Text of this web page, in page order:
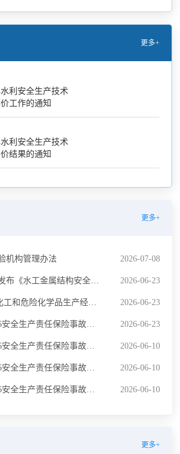
更多+
利安全生产技术
工作的通知
利安全生产技术
结果的通知
更多+
机构管理办法 2026-07-08
检测、评价与报废技术规范》等6项水利行业标准的公告 2026-06-23
产经营企业重大生产安全事故隐患判定准则 2026-06-23
险事故预防服务规范 第3部分：危险化学品 2026-06-23
险事故预防服务规范 第5部分：烟花爆竹 2026-06-10
保险事故预防服务规范 第4部分：矿山 2026-06-10
险事故预防服务规范 第2部分：金属冶炼 2026-06-10
更多+